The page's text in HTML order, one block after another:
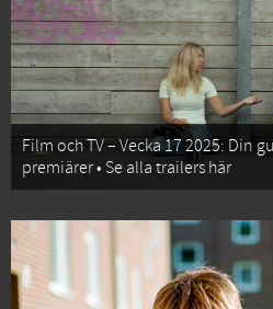
Film och TV – Vecka 17 2025: Din
premiärer • Se alla trailers här